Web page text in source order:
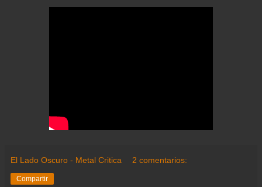
El Lado Oscuro - Metal Critica 2 comentarios:
Compartir